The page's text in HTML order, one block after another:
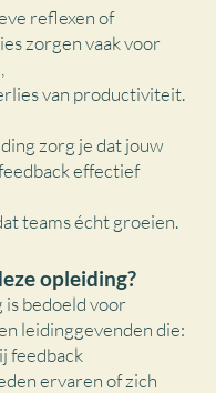
reflexen of
zorgen vaak voor
van productiviteit.
zorg je dat jouw
effectief
teams écht groeien.
opleiding?
bedoeld voor
leidinggevenden die:
feedback
ervaren of zich